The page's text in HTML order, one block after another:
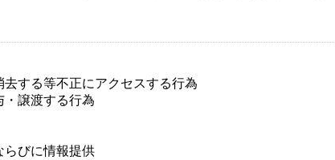
する等不正にアクセスする行為
・譲渡する行為
らびに情報提供